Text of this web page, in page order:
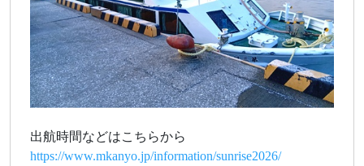
出航時間などはこちらから
https://www.mkanyo.jp/information/sunrise2026/